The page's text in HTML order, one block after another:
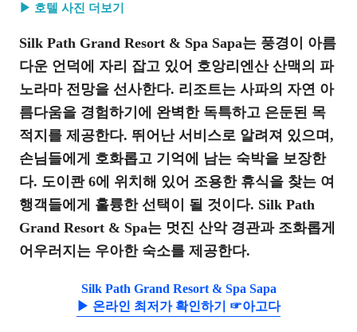
▶ 호텔 사진 더보기
Silk Path Grand Resort & Spa Sapa는 풍경이 아름
다운 언덕에 자리 잡고 있어 호앙리엔산 산맥의 파
노라마 전망을 선사한다. 리조트는 사파의 자연 아
름다움을 경험하기에 완벽한 독특하고 은둔된 목
적지를 제공한다. 뛰어난 서비스로 알려져 있으며,
손님들에게 호화롭고 기억에 남는 숙박을 보장한
다. 도이콴 6에 위치해 있어 조용한 휴식을 찾는 여
행객들에게 훌륭한 선택이 될 것이다. Silk Path
Grand Resort & Spa는 멋진 산악 경관과 조화롭게
어우러지는 우아한 숙소를 제공한다.
Silk Path Grand Resort & Spa Sapa
▶ 온라인 최저가 확인하기 ☞아고다